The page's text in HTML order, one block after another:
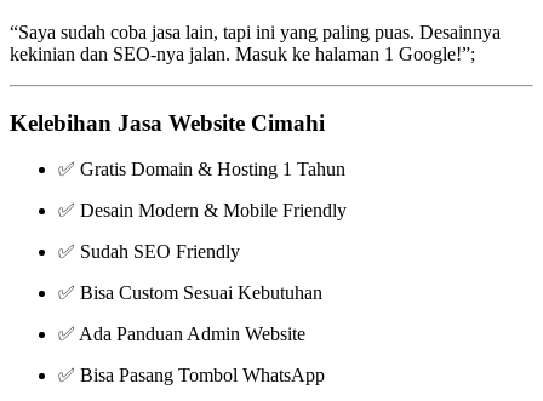
“Saya sudah coba jasa lain, tapi ini yang paling puas. Desainnya
kekinian dan SEO-nya jalan. Masuk ke halaman 1 Google!”;
Kelebihan Jasa Website Cimahi
✅ Gratis Domain & Hosting 1 Tahun
✅ Desain Modern & Mobile Friendly
✅ Sudah SEO Friendly
✅ Bisa Custom Sesuai Kebutuhan
✅ Ada Panduan Admin Website
✅ Bisa Pasang Tombol WhatsApp